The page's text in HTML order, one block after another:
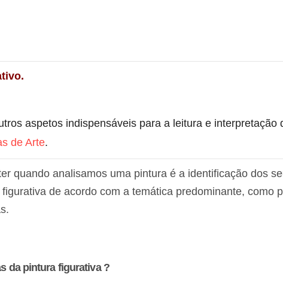
aspetos indispensáveis para a leitura e interpretação
de Arte.
quando analisamos uma pintura é a identificação dos
de acordo com a temática predominante, como
da pintura figurativa ?